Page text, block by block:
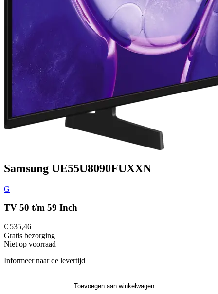
Samsung UE55U8090FUXXN
G
TV 50 t/m 59 Inch
€ 535,46
Gratis bezorging
Niet op voorraad
Informeer naar de levertijd
Toevoegen aan winkelwagen